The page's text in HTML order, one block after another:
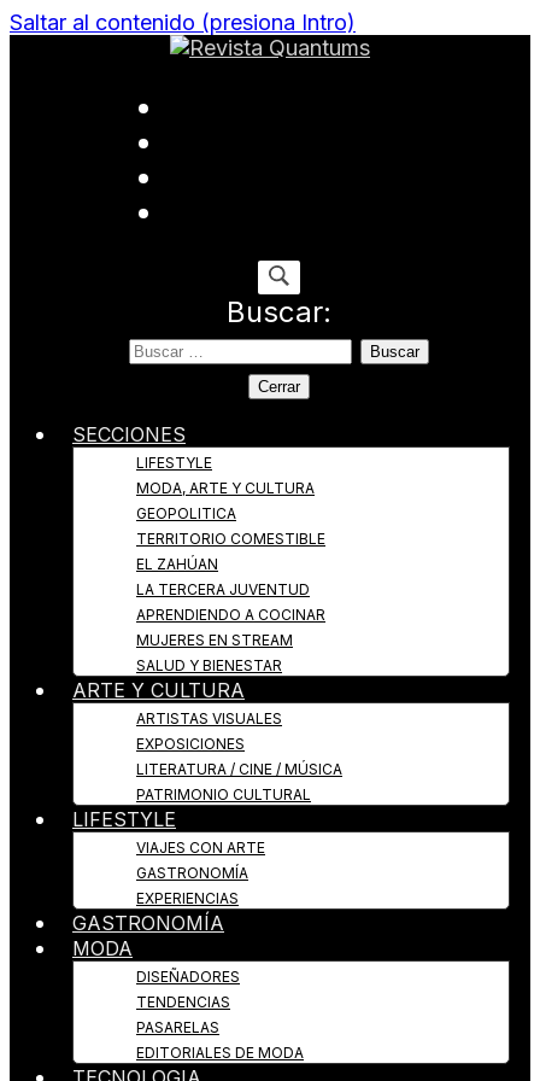
Saltar al contenido (presiona Intro)
Revista Quantums
Buscar:
Cerrar
SECCIONES
LIFESTYLE
MODA, ARTE Y CULTURA
GEOPOLITICA
TERRITORIO COMESTIBLE
EL ZAHÚAN
LA TERCERA JUVENTUD
APRENDIENDO A COCINAR
MUJERES EN STREAM
SALUD Y BIENESTAR
ARTE Y CULTURA
ARTISTAS VISUALES
EXPOSICIONES
LITERATURA / CINE / MÚSICA
PATRIMONIO CULTURAL
LIFESTYLE
VIAJES CON ARTE
GASTRONOMÍA
EXPERIENCIAS
GASTRONOMÍA
MODA
DISEÑADORES
TENDENCIAS
PASARELAS
EDITORIALES DE MODA